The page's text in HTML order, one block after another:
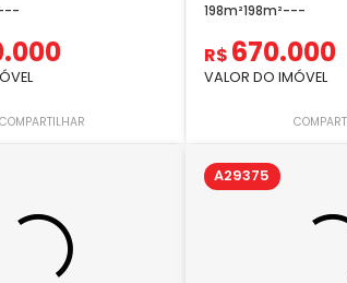
--
COMPARTILHAR
198m²198m²---
R$ 670.000
VALOR DO IMÓVEL
A29375